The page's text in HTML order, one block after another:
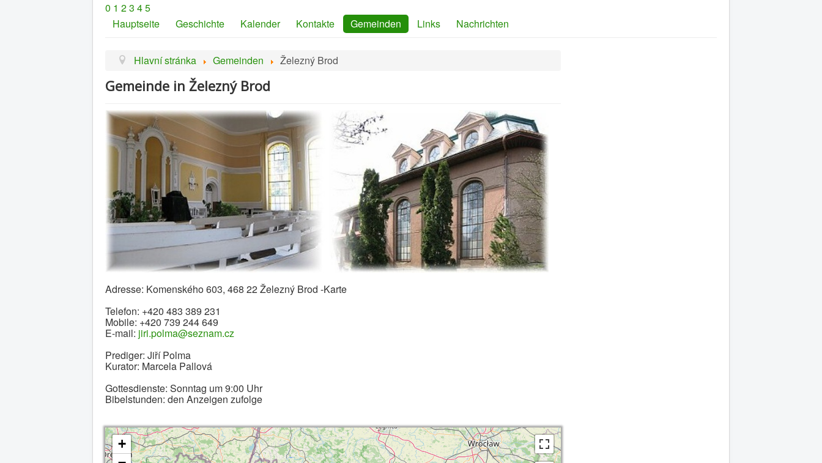
0 1 23 45
Hauptseite
Geschichte Kalender Kontakte Gemeinden Links Nachrichten
Hlavní stránka Gemeinden Železný Brod
Gemeinde in Železný Brod
Adresse: Komenského 603, 468 22 Železný Brod -Karte
Telefon: +420 483 389 231
Mobile: +420 739 244 649
E-mail: jiri.polma@seznam.cz
Prediger: Jiří Polma
Kurator: Marcela Pallová
Gottesdienste: Sonntag um 9:00 Uhr
Bibelstunden: den Anzeigen zufolge
+